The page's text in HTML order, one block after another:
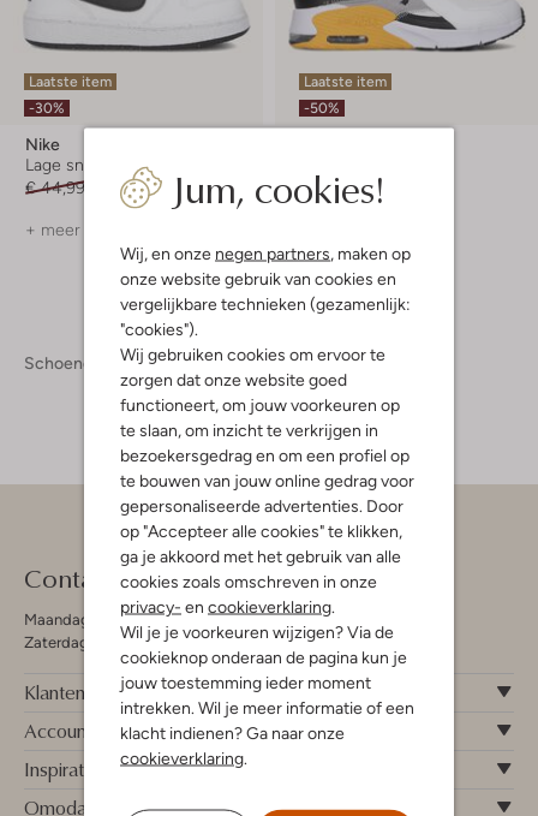
Jum, cookies!
Wij, en onze negen partners , maken op
onze website gebruik van cookies en
vergelijkbare technieken (gezamenlijk:
"cookies").
Wij gebruiken cookies om ervoor te
zorgen dat onze website goed
functioneert, om jouw voorkeuren op
te slaan, om inzicht te verkrijgen in
bezoekersgedrag en om een profiel op
te bouwen van jouw online gedrag voor
gepersonaliseerde advertenties. Door
op "Accepteer alle cookies" te klikken,
ga je akkoord met het gebruik van alle
cookies zoals omschreven in onze
privacy- en cookieverklaring
Wil je je voorkeuren wijzigen? Via de
cookieknop onderaan de pagina kun je
jouw toestemming ieder moment
intrekken. Wil je meer informatie of een
klacht indienen? Ga naar onze
cookieverklaring
Laatste item
-30%
Nike
Lage sneakers
€ 44,99
€ 30,99
+ meer kleuren
Laatste item
-50%
€ 89,95 € 44,99
Schoenen Kinderschoenen Meisjesschoenen
Contact
Maandag - Vrijdag 09:00 - 19:00 uur
Zaterdag 09:00 - 17:00 uur
Klantenservice
Account
Inspiratie
Omoda